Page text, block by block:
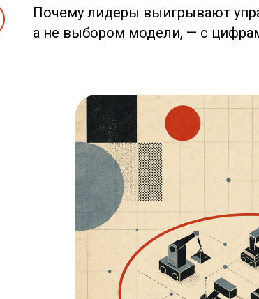
Почему лидеры выигрывают
а не выбором модели, — с